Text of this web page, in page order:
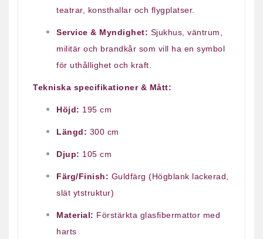
teatrar, konsthallar och flygplatser.
Service & Myndighet: Sjukhus, väntrum,
militär och brandkår som vill ha en symbol
för uthållighet och kraft.
Tekniska specifikationer & Mått:
Höjd: 195 cm
Längd: 300 cm
Djup: 105 cm
Färg/Finish: Guldfärg (Högblank lackerad,
slät ytstruktur)
Material: Förstärkta glasfibermattor med
harts